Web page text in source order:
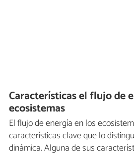
Características el flujo de
ecosistemas
El flujo de energía en los
características clave que lo
dinámica. Alguna de sus